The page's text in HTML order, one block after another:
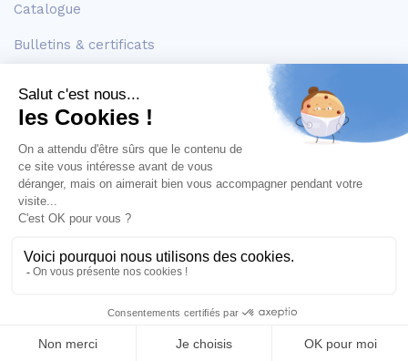
Catalogue
Bulletins & certificats
EN SAVOIR +
Contact
Mention légales
Copyright © 2026 Chimie Plus. Conception by Adaka